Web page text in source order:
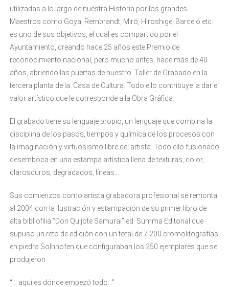
utilizadas a lo largo de nuestra Historia por los grandes
Maestros como Goya, Rembrandt, Miró, Hiroshige, Barceló etc.
es uno de sus objetivos, el cual es compartido por el
Ayuntamiento, creando hace 25 años este Premio de
reconocimiento nacional, pero mucho antes, hace más de 40
años, abriendo las puertas de nuestro Taller de Grabado en la
tercera planta de la Casa de Cultura. Todo ello contribuye a dar el
valor artístico que le corresponde a la Obra Gráfica.
El grabado tiene su lenguaje propio, un lenguaje que combina la
disciplina de los pasos, tiempos y química de los procesos con
la imaginación y virtuosismo libre del artista. Todo ello fusionado
desemboca en una estampa artística llena de texturas, color,
claroscuros, degradados, líneas…
Sus comienzos como artista grabadora profesional se remonta
al 2004 con la ilustración y estampación de su primer libro de
alta bibliofilia “Don Quijote Samurai” ed. Summa Editorial que
supuso un reto de edición con un total de 7.200 cromolitografías
en piedra Solnhofen que configuraban los 250 ejemplares que se
produjeron.
“… aquí es dónde empezó todo…”